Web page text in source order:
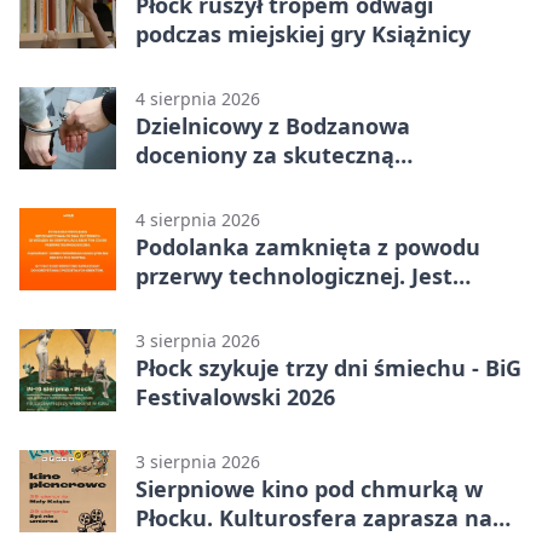
podczas miejskiej gry Książnicy
4 sierpnia 2026
Dzielnicowy z Bodzanowa
doceniony za skuteczną
4 sierpnia 2026
Podolanka zamknięta z powodu
przerwy technologicznej. Jest
3 sierpnia 2026
Płock szykuje trzy dni śmiechu - BiG
Festivalowski 2026
3 sierpnia 2026
Sierpniowe kino pod chmurką w
Płocku. Kulturosfera zaprasza na